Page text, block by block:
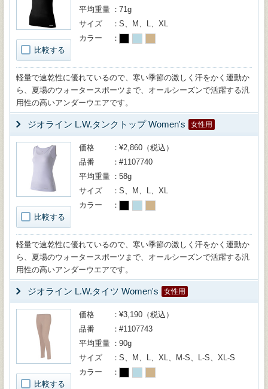
比較する
平均重量
71g
サイズ
S、M、L、XL
カラー
軽量で速乾性に優れているので、寒い季節の激しく汗をかく運動か
ら、夏場のウォータースポーツまで、オールシーズンで活躍する汎
用性の高いアンダーウエアです。
ジオライン L.W.タンクトップ Women's 女性用
比較する
価格
¥2,860（税込）
品番
#1107740
平均重量
58g
サイズ
S、M、L、XL
カラー
軽量で速乾性に優れているので、寒い季節の激しく汗をかく運動か
ら、夏場のウォータースポーツまで、オールシーズンで活躍する汎
用性の高いアンダーウエアです。
ジオライン L.W.タイツ Women's 女性用
比較する
価格
¥3,190（税込）
品番
#1107743
平均重量
90g
サイズ
S、M、L、XL、M-S、L-S、XL-S
カラー